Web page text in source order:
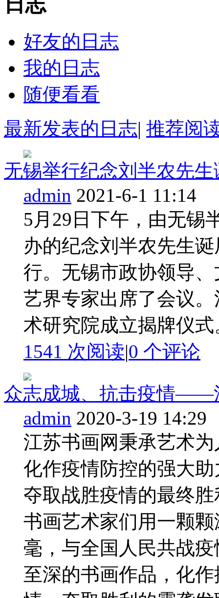
好友的日志
我的日志
随便看看
最新发表的日志| 推荐阅
无锡举行纪念刘半农先
admin 2021-6-1 11:14
5月29日下午，由无锡
办的纪念刘半农先生
行。无锡市政协领导
艺界专家出席了会议
术研究院成立揭牌仪式
1541 次阅读|0 个评论
众志成城、抗击疫情——
admin 2020-3-19 14:29
江苏书画网秉承艺术
化作疫情防控的强大
夺取战胜疫情的最终
书画艺术家们用一颗
毫，与全国人民共战
至深的书画作品，化